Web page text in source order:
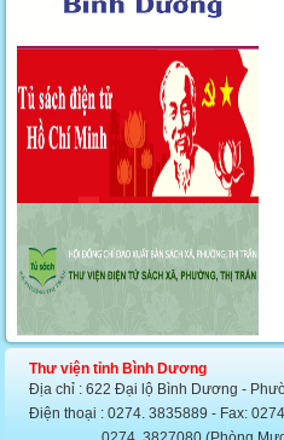
Thư viện tỉnh Bình Dương
Địa chỉ : 622 Đại lộ Bình Dương -
Điện thoại : 0274. 3835889 - Fax: